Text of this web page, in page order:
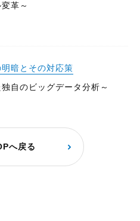
革～
暗とその対応策
自のビッグデータ分析～
へ戻る